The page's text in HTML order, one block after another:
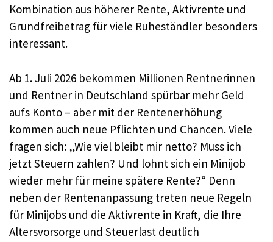
Kombination aus höherer Rente, Aktivrente und
Grundfreibetrag für viele Ruheständler besonders
interessant.
Ab 1. Juli 2026 bekommen Millionen Rentnerinnen
und Rentner in Deutschland spürbar mehr Geld
aufs Konto – aber mit der Rentenerhöhung
kommen auch neue Pflichten und Chancen. Viele
fragen sich: „Wie viel bleibt mir netto? Muss ich
jetzt Steuern zahlen? Und lohnt sich ein Minijob
wieder mehr für meine spätere Rente?“ Denn
neben der Rentenanpassung treten neue Regeln
für Minijobs und die Aktivrente in Kraft, die Ihre
Altersvorsorge und Steuerlast deutlich